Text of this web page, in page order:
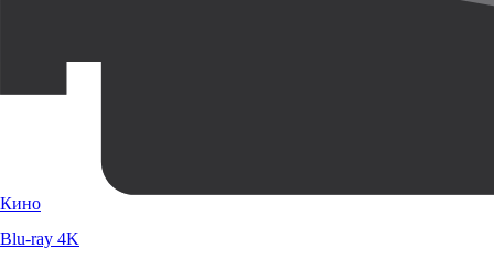
Кино
Blu-ray 4K